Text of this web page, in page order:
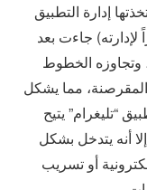
إدارة التطبيق
لإدارته) جاءت بعد
وتجاوزه الخطوط
مما يشكل
“تليغرام” يتيح
أنه يتدخل بشكل
أو تسريب